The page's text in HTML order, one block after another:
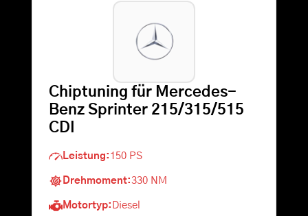
Warenkorb
Chiptuning für Mercedes-
Benz Sprinter 215/315/515
CDI
Leistung: 150 PS
Drehmoment:330 NM
Motortyp: Diesel